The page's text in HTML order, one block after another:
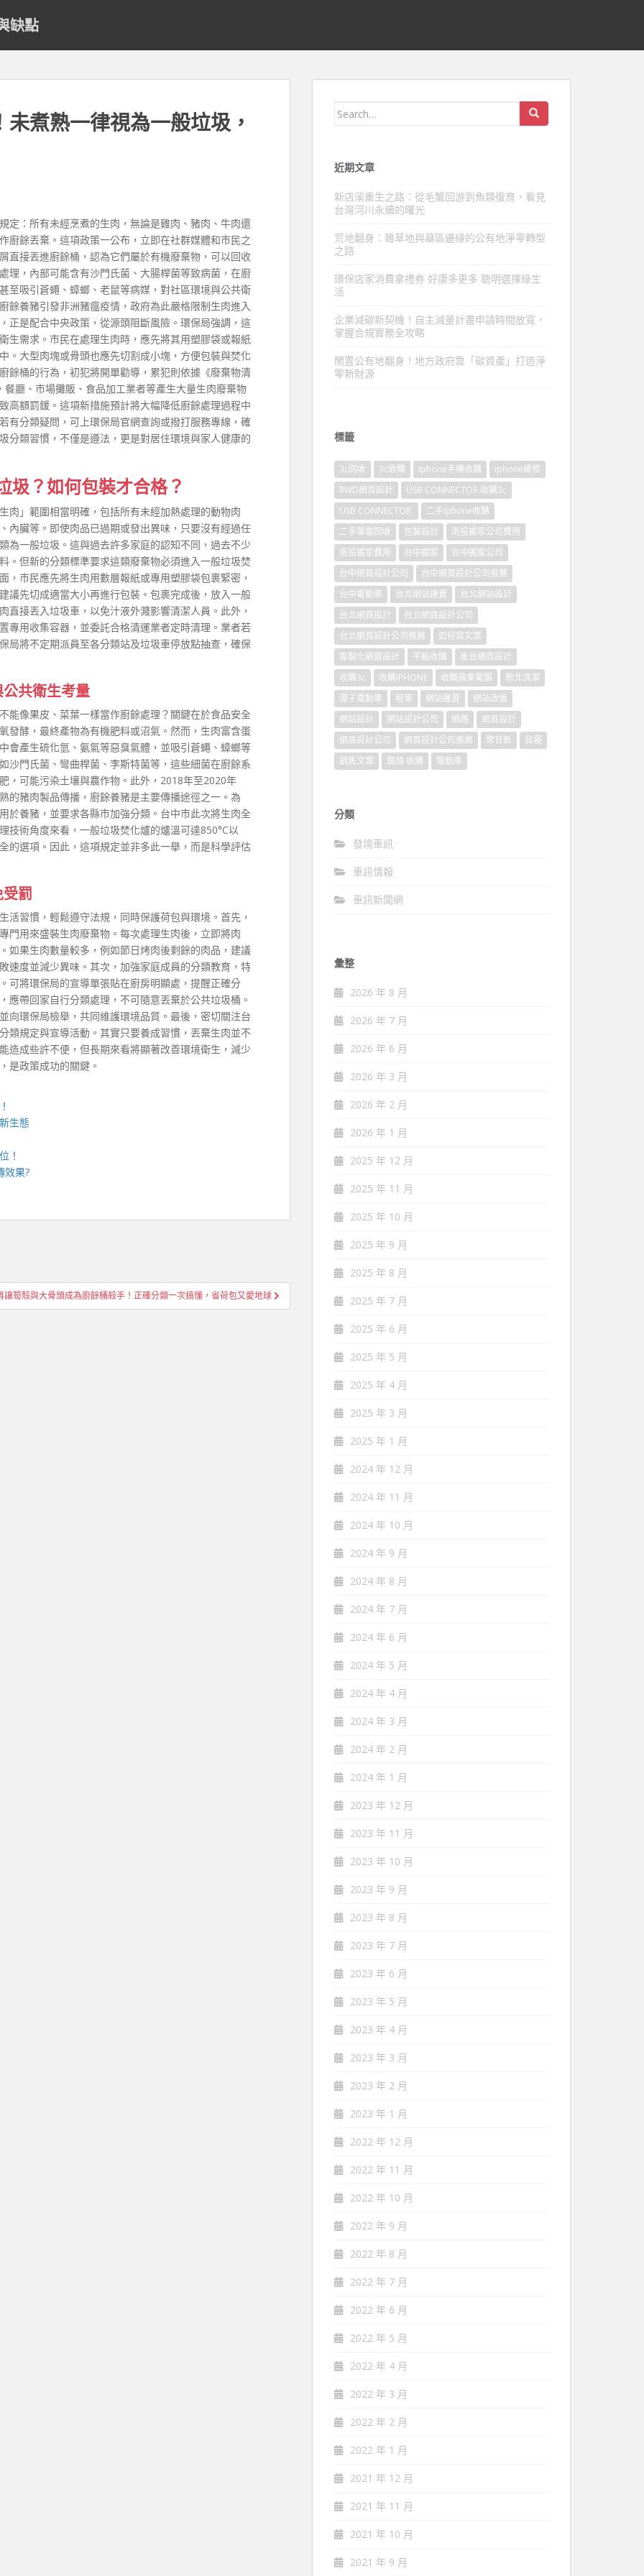
缺點
煮熟一律視為一般垃圾，
定：所有未經烹煮的生肉，無論是雞肉、豬肉、牛肉還
廚餘丟棄。這項政策一公布，立即在社群媒體和市民之
直接丟進廚餘桶，認為它們屬於有機廢棄物，可以回收
理，內部可能含有沙門氏菌、大腸桿菌等致病菌，在廚
至吸引蒼蠅、蟑螂、老鼠等病媒，對社區環境與公共衛
餘養豬引發非洲豬瘟疫情，政府為此嚴格限制生肉進入
正是配合中央政策，從源頭阻斷風險。環保局強調，這
生需求。市民在處理生肉時，應先將其用塑膠袋或報紙
。大型肉塊或骨頭也應先切割成小塊，方便包裝與焚化
餘桶的行為，初犯將開單勸導，累犯則依據《廢棄物清
廳、市場攤販、食品加工業者等產生大量生肉廢棄物
高額罰鍰。這項新措施預計將大幅降低廚餘處理過程中
有分類疑問，可上環保局官網查詢或撥打服務專線，確
分類習慣，不僅是遵法，更是對居住環境與家人健康的
圾？如何包裝才合格？
肉」範圍相當明確，包括所有未經加熱處理的動物肉
內臟等。即使肉品已過期或發出異味，只要沒有經過任
為一般垃圾。這與過去許多家庭的認知不同，過去不少
。但新的分類標準要求這類廢棄物必須進入一般垃圾焚
，市民應先將生肉用數層報紙或專用塑膠袋包裹緊密，
議先切成適當大小再進行包裝。包裹完成後，放入一般
直接丟入垃圾車，以免汁液外濺影響清潔人員。此外，
專用收集容器，並委託合格清運業者定時清理。業者若
局將不定期派員至各分類站及垃圾車停放點抽查，確保
共衛生考量
能像果皮、菜葉一樣當作廚餘處理？關鍵在於食品安全
發酵，最終產物為有機肥料或沼氣。然而，生肉富含蛋
會產生硫化氫、氨氣等惡臭氣體，並吸引蒼蠅、蟑螂等
沙門氏菌、彎曲桿菌、李斯特菌等，這些細菌在廚餘系
，可能污染土壤與農作物。此外，2018年至2020年
的豬肉製品傳播，廚餘養豬是主要傳播途徑之一。為
於養豬，並要求各縣市加強分類。台中市此次將生肉全
技術角度來看，一般垃圾焚化爐的爐溫可達850°C以
的選項。因此，這項規定並非多此一舉，而是科學評估
罰
活習慣，輕鬆遵守法規，同時保護荷包與環境。首先，
門用來盛裝生肉廢棄物。每次處理生肉後，立即將肉
如果生肉數量較多，例如節日烤肉後剩餘的肉品，建議
速度並減少異味。其次，加強家庭成員的分類教育，特
可將環保局的宣導單張貼在廚房明顯處，提醒正確分
應帶回家自行分類處理，不可隨意丟棄於公共垃圾桶。
向環保局檢舉，共同維護環境品質。最後，密切關注台
類規定與宣導活動。其實只要養成習慣，丟棄生肉並不
造成些許不便，但長期來看將顯著改善環境衛生，減少
是政策成功的關鍵。
生態
！
效果?
讓筍殼與大骨頭成為廚餘桶殺手！正確分類一次搞懂，省荷包又愛地球
Search
近期文章
新店溪重生之路：從毛蟹回游到魚類復育，看見
台灣河川永續的曙光
荒地翻身：雜草地與墓區邊緣的公有地淨零轉型
之路
環保店家消費拿禮券 好康多更多 聰明選擇綠生
活
企業減碳新契機！自主減量計畫申請時間放寬，
掌握合規實務全攻略
閒置公有地翻身！地方政府靠「碳資產」打造淨
零新財源
標籤
3c回收 3c收購 iphone手機收購
iphone維修
RWD網頁設計
USB CONNECTOR.收購3c
USB CONNECTOR
二手iphone收購
二手筆電回收
包裝設計
南投搬家公司費用
南投搬家費用
台中搬家
台中搬家公司
台中網頁設計公司
台中網頁設計公司推薦
台中電動車
台北網站建置
台北網站設計
台北網頁設計
台北網頁設計公司
台北網頁設計公司推薦
如何寫文案
客製化網頁設計
平板收購
後台網頁設計
收購3c
收購IPHONE 收購蘋果電腦
新北清潔
潭子電動車
租車 網站建置
網站改版
網站設計
網站設計公司 網路
網頁設計
網頁設計公司
網頁設計公司推薦 聚甘新
貨運
銷售文案
鏡頭 收購 電動車
分類
發燒車訊
車訊情報
車訊新聞網
彙整
2026 年 8 月
2026 年 7 月
2026 年 6 月
2026 年 3 月
2026 年 2 月
2026 年 1 月
2025 年 12 月
2025 年 11 月
2025 年 10 月
2025 年 9 月
2025 年 8 月
2025 年 7 月
2025 年 6 月
2025 年 5 月
2025 年 4 月
2025 年 3 月
2025 年 1 月
2024 年 12 月
2024 年 11 月
2024 年 10 月
2024 年 9 月
2024 年 8 月
2024 年 7 月
2024 年 6 月
2024 年 5 月
2024 年 4 月
2024 年 3 月
2024 年 2 月
2024 年 1 月
2023 年 12 月
2023 年 11 月
2023 年 10 月
2023 年 9 月
2023 年 8 月
2023 年 7 月
2023 年 6 月
2023 年 5 月
2023 年 4 月
2023 年 3 月
2023 年 2 月
2023 年 1 月
2022 年 12 月
2022 年 11 月
2022 年 10 月
2022 年 9 月
2022 年 8 月
2022 年 7 月
2022 年 6 月
2022 年 5 月
2022 年 4 月
2022 年 3 月
2022 年 2 月
2022 年 1 月
2021 年 12 月
2021 年 11 月
2021 年 10 月
2021 年 9 月